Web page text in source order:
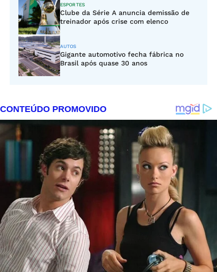
ESPORTES
Clube da Série A anuncia demissão de
treinador após crise com elenco
AUTOS
Gigante automotivo fecha fábrica no
Brasil após quase 30 anos